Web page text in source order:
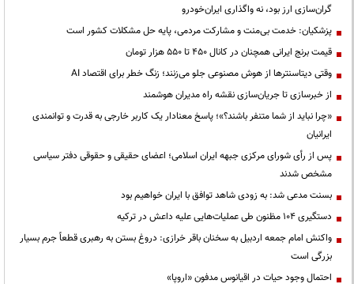
گران‌سازی ارز بود، نه واگذاری ایران‌خودرو
پزشکیان: خدمت بی‌منت و مشارکت مردمی، پایه حل مشکلات کشور است
قیمت‌ برنج ایرانی همچنان در کانال ۴۵۰ تا ۵۵۰ هزار تومان
وقتی دیتاسنترها از هوش مصنوعی جلو می‌زنند؛ زنگ خطر برای اقتصاد AI
از خبرسازی تا جریان‌سازی نقشه راه مدیران هوشمند
«چرا نباید از شما متنفر باشند؟»؛ پاسخ معنادار یک کاربر خارجی به قدرت و توانمندی
ایرانیان
پس از رأی شورای مرکزی جبهه ایران اسلامی؛ اعضای حقیقی و حقوقی دفتر سیاسی
مشخص شدند
بسنت مدعی شد: به زودی شاهد توافق با ایران خواهیم بود
دستگیری ۱۰۴ مظنون طی عملیات‌هایی علیه داعش در ترکیه
واکنش امام جمعه اردبیل به سخنان باقر خرازی: دروغ بستن به رهبری قطعاً جرم بسیار
بزرگی است
احتمال وجود حیات در اقیانوس مدفون «اروپا»